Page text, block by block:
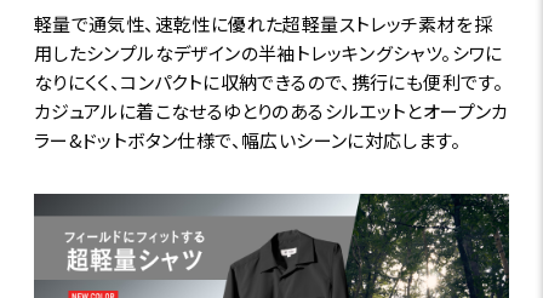
軽量で通気性、速乾性に優れた超軽量ストレッチ素材を採
用したシンプルなデザインの半袖トレッキングシャツ。シワに
なりにくく、コンパクトに収納できるので、携行にも便利です。
カジュアルに着こなせるゆとりのあるシルエットとオープンカ
ラー&ドットボタン仕様で、幅広いシーンに対応します。